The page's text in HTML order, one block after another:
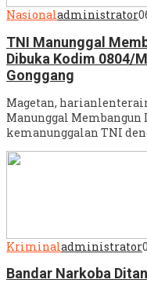
Nasionaladministrator
TNI Manunggal
Dibuka Kodim 0804/
Gonggang
Magetan,
Manunggal Membangun
kemanunggalan TNI
Kriminaladministrator
Bandar Narkoba